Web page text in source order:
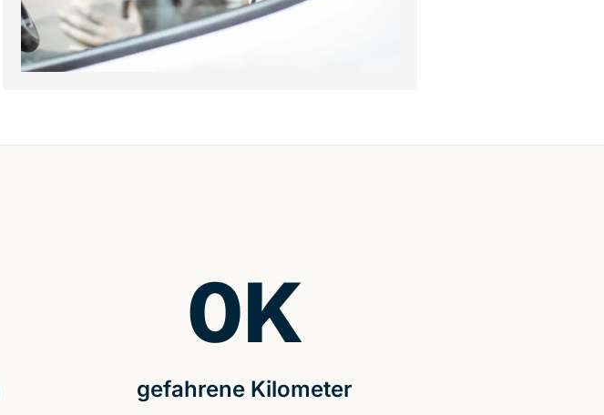
gefahrene Kilometer
0K